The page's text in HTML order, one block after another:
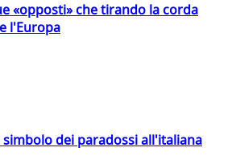
«opposti» che tirando la corda
l'Europa
simbolo dei paradossi all'italiana